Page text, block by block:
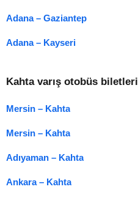
Adana – Gaziantep
Adana – Kayseri
Kahta varış otobüs biletleri
Mersin – Kahta
Mersin – Kahta
Adıyaman – Kahta
Ankara – Kahta